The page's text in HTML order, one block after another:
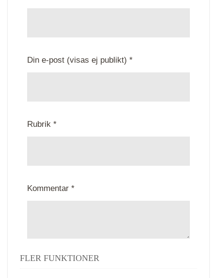
Din e-post (visas ej publikt) *
Rubrik *
Kommentar *
FLER FUNKTIONER